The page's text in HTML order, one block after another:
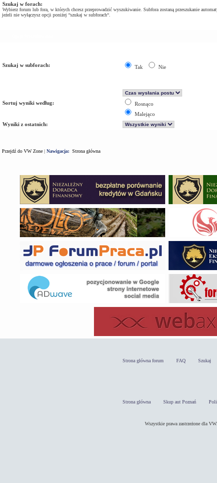
Szukaj w forach:
Wybierz forum lub fora, w których chcesz przeprowadzić wyszukiwanie. Subfora zostaną przeszukanie
jeżeli nie wyłączysz opcji poniżej “szukaj w subforach“.
Szukaj w subforach: Tak Nie
Sortuj wyniki według:
Rosnąco
Malejąco
Wyniki z ostatnich:
Przejdź do VW Zone | Nawigacja: Strona główna
Strona główna forum FAQ Szukaj
Strona główna Skup aut Poznań
Wszystkie prawa zastrzeżone dla